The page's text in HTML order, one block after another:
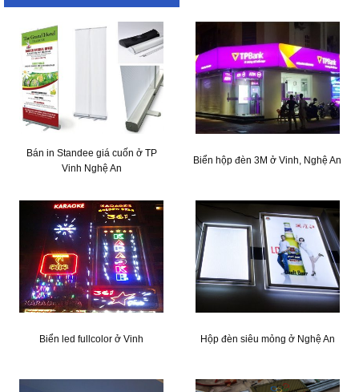
Bán in Standee giá cuốn ở TP
Vinh Nghệ An
Biển hộp đèn 3M ở Vinh, Nghệ An
Biển led fullcolor ở Vinh Hộp đèn siêu mỏng ở Nghệ An